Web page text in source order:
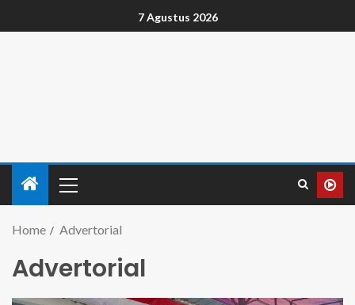
7 Agustus 2026
Home Advertorial
Advertorial